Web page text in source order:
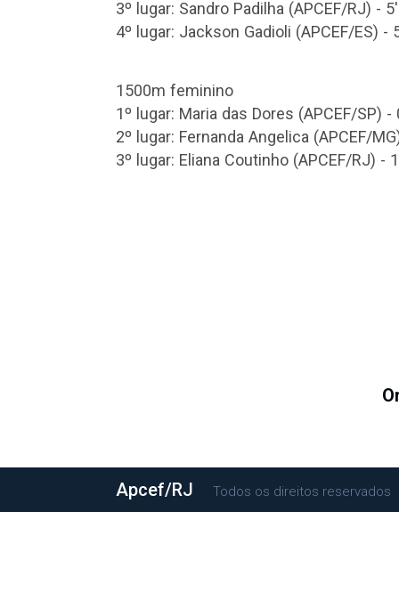
3º lugar: Sandro Padilha (APCEF/RJ) -
4º lugar: Jackson Gadioli (APCEF/ES) -
1500m feminino
1º lugar: Maria das Dores (APCEF/SP) -
2º lugar: Fernanda Angelica (APCEF/
​​​​​​​3º lugar: Eliana Coutinho (APCEF/RJ) -
Apcef/RJ ©Todos os direitos reservados